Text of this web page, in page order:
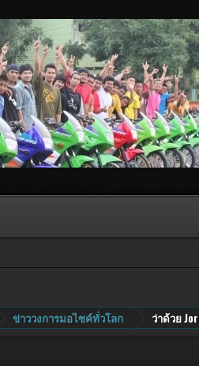
ข่าววงการมอไซค์ทั่วโลก ว่าด้วย